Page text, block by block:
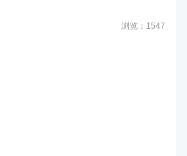
浏览：1547